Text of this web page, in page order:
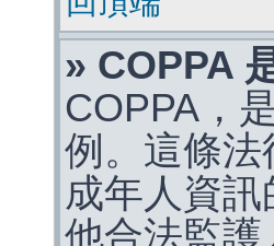
» COPPA
COPPA，
例。這條
成年人資
他合法監